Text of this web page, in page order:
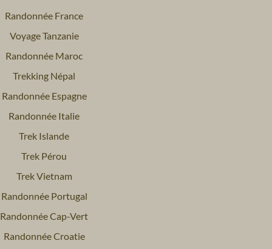
Randonnée France
Voyage Tanzanie
Randonnée Maroc
Trekking Népal
Randonnée Espagne
Randonnée Italie
Trek Islande
Trek Pérou
Trek Vietnam
Randonnée Portugal
Randonnée Cap-Vert
Randonnée Croatie